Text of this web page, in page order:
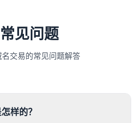
常见问题
名交易的常见问题解答
样的？